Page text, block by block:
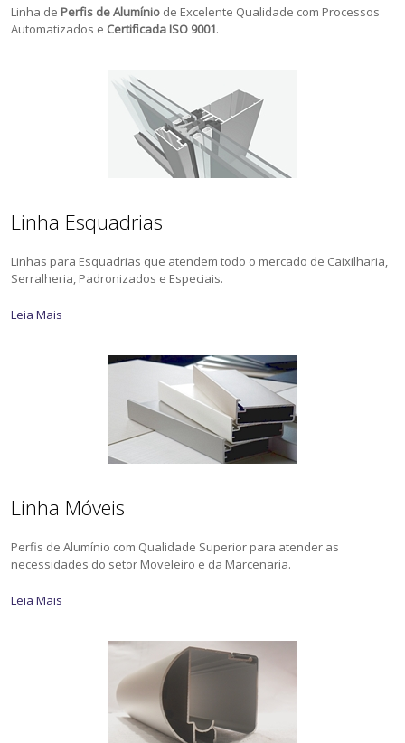
Linha de Perfis de Alumínio de Excelente Qualidade com Processos
Automatizados e Certificada ISO 9001.
Linha Esquadrias
Linhas para Esquadrias que atendem todo o mercado de Caixilharia,
Serralheria, Padronizados e Especiais.
Leia Mais
Linha Móveis
Perfis de Alumínio com Qualidade Superior para atender as
necessidades do setor Moveleiro e da Marcenaria.
Leia Mais